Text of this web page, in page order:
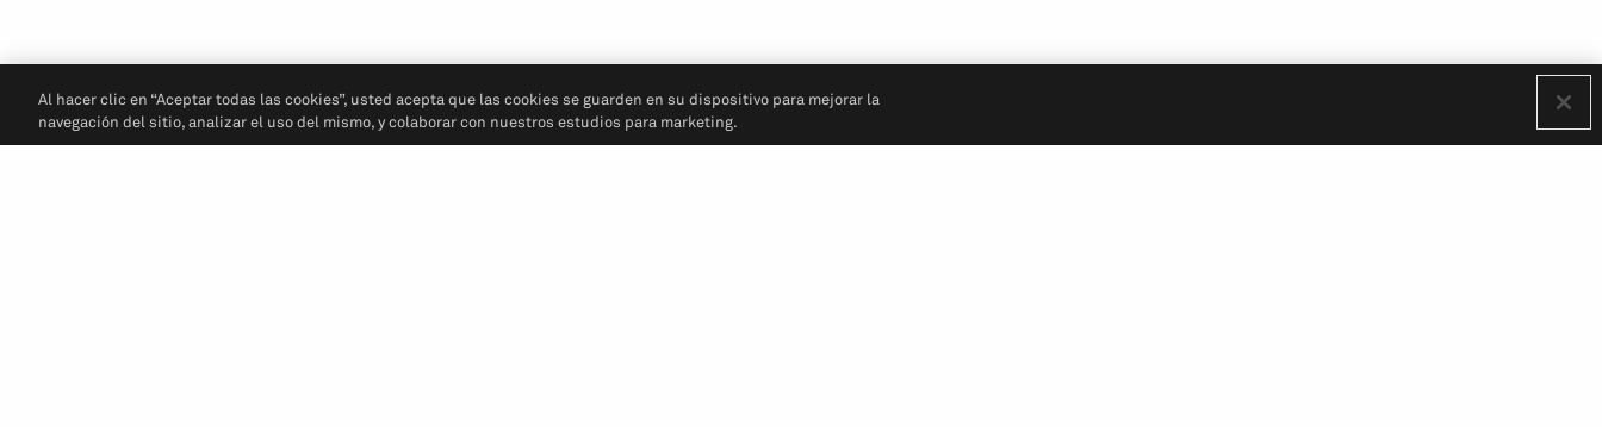
Al hacer clic en “Aceptar todas las cookies”, usted acepta que las cookies se guarden en su dispositivo para mejorar la
navegación del sitio, analizar el uso del mismo, y colaborar con nuestros estudios para marketing.